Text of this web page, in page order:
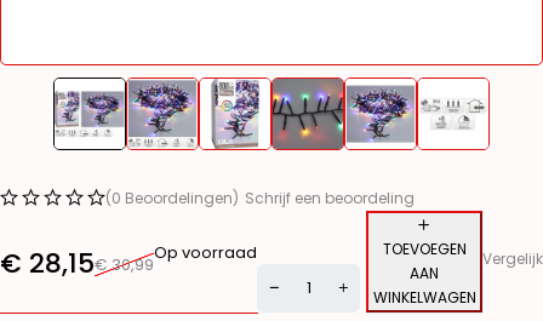
(0 Beoordelingen) Schrijf een beoordeling
€30,99
€ 28,15 Op voorraad
TOEVOEGEN
AAN
WINKELWAGEN
Vergelijk